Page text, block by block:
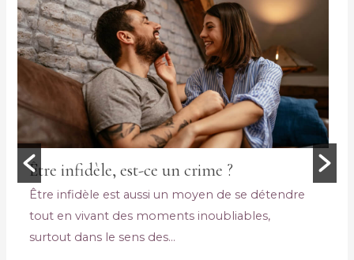
Être infidèle, est-ce un crime ?
Être infidèle est aussi un moyen de se détendre
tout en vivant des moments inoubliables,
surtout dans le sens des...